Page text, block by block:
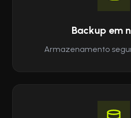
Backup em
Armazenamento